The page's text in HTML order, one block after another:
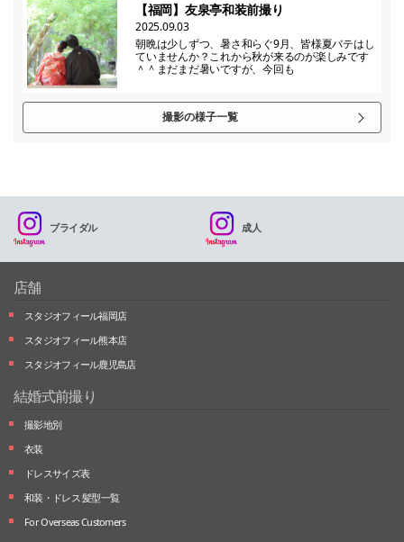
【福岡】友泉亭和装前撮り
2025.09.03
朝晩は少しずつ、暑さ和らぐ9月、皆様夏バテはし
ていませんか？これから秋が来るのが楽しみです
＾＾まだまだ暑いですが、今回も
撮影の様子一覧
ブライダル 成人
店舗
スタジオフィール福岡店
スタジオフィール熊本店
スタジオフィール鹿児島店
結婚式前撮り
撮影地別
衣装
ドレスサイズ表
和装・ドレス 髪型一覧
For Overseas Customers